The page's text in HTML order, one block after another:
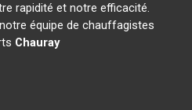
rapidité et notre efficacité.
équipe de chauffagistes
Chauray